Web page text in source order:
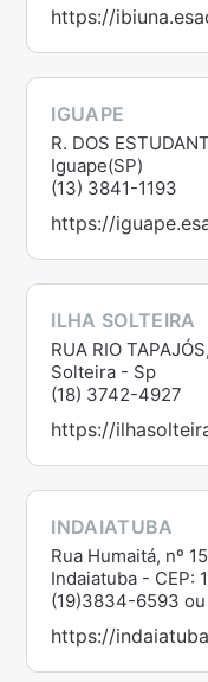
https://
IGUAPE
R. DOS
Iguape(SP)
(13) 3841-1193
https://
ILHA SOLTEIRA
RUA RIO
Solteira - Sp
(18) 3742-4927
https://
INDAIATUBA
Rua Humaitá, nº
Indaiatuba - CEP:
(19)3834-6593
https://